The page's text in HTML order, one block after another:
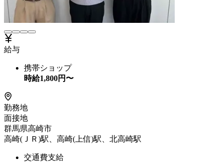
給与
携帯ショップ
時給1,800円〜
勤務地
面接地
群馬県高崎市
高崎(ＪＲ)駅、高崎(上信)駅、北高崎駅
交通費支給